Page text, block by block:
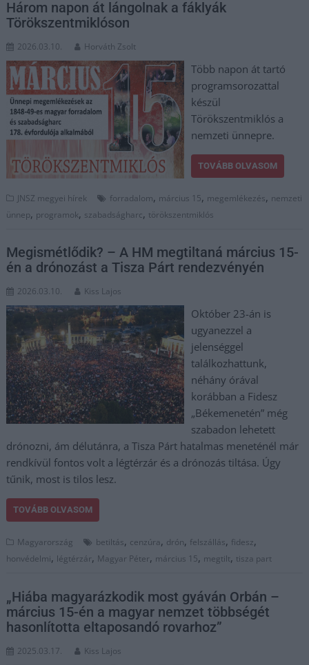
Három napon át lángolnak a fáklyák
Törökszentmiklóson
2026.03.10. Horváth Zsolt
Több napon át tartó
programsorozattal
készül
Törökszentmiklós a
nemzeti ünnepre.
TOVÁBB OLVASOM
JNSZ megyei hírek forradalom, március 15, megemlékezés, nemzeti
ünnep, programok, szabadságharc, törökszentmiklós
Megismétlődik? – A HM megtiltaná március 15-
én a drónozást a Tisza Párt rendezvényén
2026.03.10. Kiss Lajos
Október 23-án is
ugyanezzel a
jelenséggel
találkozhattunk,
néhány órával
korábban a Fidesz
„Békemenetén” még
szabadon lehetett
drónozni, ám délutánra, a Tisza Párt hatalmas meneténél már
rendkívül fontos volt a légtérzár és a drónozás tiltása. Úgy
tűnik, most is tilos lesz.
TOVÁBB OLVASOM
Magyarország betiltás, cenzúra, drón, felszállás, fidesz,
honvédelmi, légtérzár, Magyar Péter, március 15, megtilt, tisza part
„Hiába magyarázkodik most gyáván Orbán –
március 15-én a magyar nemzet többségét
hasonlította eltaposandó rovarhoz”
2025.03.17. Kiss Lajos